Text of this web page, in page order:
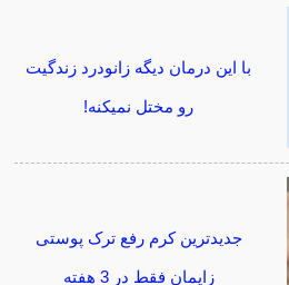
با این درمان دیگه زانودرد زندگیت
رو مختل نمیکنه!
جدیدترین کرم رفع ترک پوستی
زایمان فقط در 3 هفته